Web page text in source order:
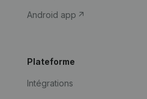
Android app
Plateforme
Intégrations